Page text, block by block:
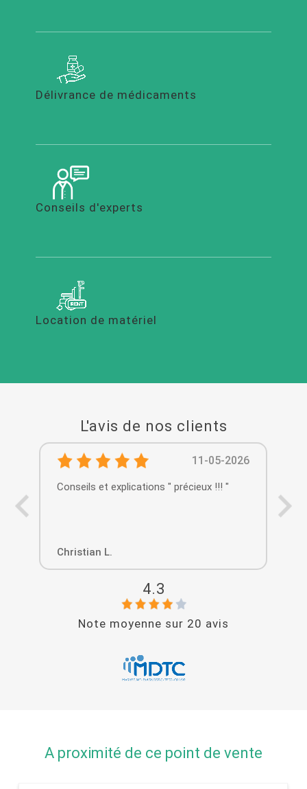
Délivrance de médicaments
Conseils d'experts
Location de matériel
L'avis de nos clients
11-05-2026
Conseils et explications " précieux !!! "
Christian L.
4.3
Note moyenne sur 20 avis
A proximité de ce point de vente